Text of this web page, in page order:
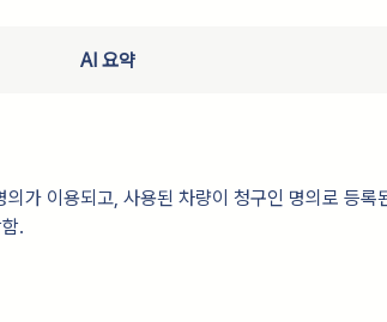
AI 요약
가 이용되고, 사용된 차량이 청구인 명의로 등록
.